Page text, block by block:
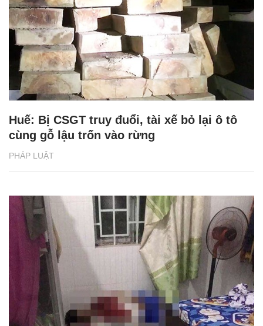
PHÁP LUẬT
Huế: Bị CSGT truy đuổi, tài xế bỏ lại ô tô
cùng gỗ lậu trốn vào rừng